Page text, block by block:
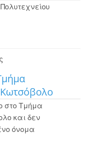
στο Τμήμα
και δεν
όνομα